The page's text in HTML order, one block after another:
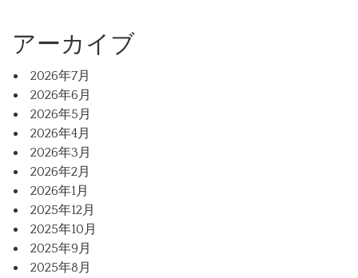
アーカイブ
2026年7月
2026年6月
2026年5月
2026年4月
2026年3月
2026年2月
2026年1月
2025年12月
2025年10月
2025年9月
2025年8月